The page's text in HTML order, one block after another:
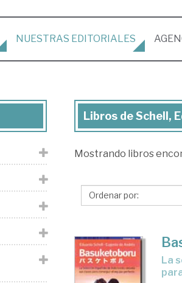
NUESTRAS EDITORIALES
Libros
Schell,
Libros de Schell,
Mostrando libros
la selección española de baloncesto desvela sus claves